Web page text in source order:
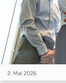
2. Mai 2026